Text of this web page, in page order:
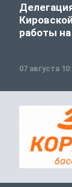
работы
07 августа